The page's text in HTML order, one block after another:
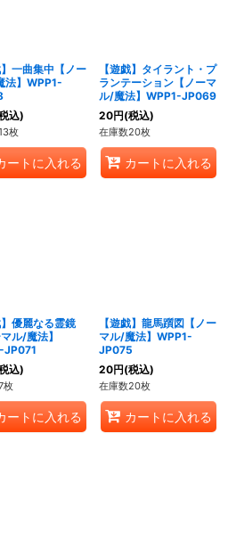
】一曲集中【ノー
法】WPP1-
込)
枚
ートに入れる
【遊戯】タイラント・プ
ランテーション【ノーマ
ル/魔法】WPP1-JP069
20円(税込)
在庫数20枚
カートに入れる
】優麗なる霊鏡
マル/魔法】
JP071
込)
枚
ートに入れる
【遊戯】龍馬躓図【ノー
マル/魔法】WPP1-
JP075
20円(税込)
在庫数20枚
カートに入れる